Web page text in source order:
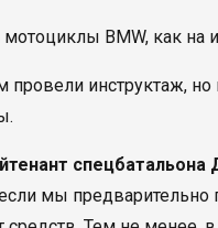
провели инструктаж,
мы предварительно